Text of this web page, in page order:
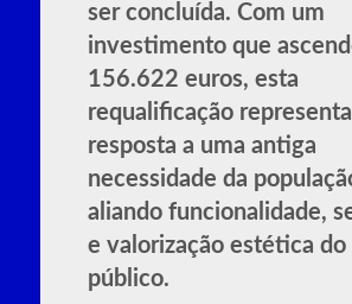
ser concluída. Com um
investimento que
156.622 euros, esta
requalificação
resposta a uma antiga
necessidade da
aliando funcionalidade,
e valorização estética do
público.